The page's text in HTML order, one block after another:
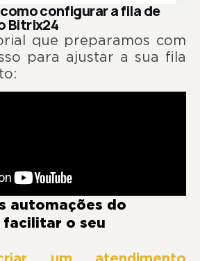
configurar a fila de
Bitrix24
que preparamos com
para ajustar a sua fila
automações do
o seu